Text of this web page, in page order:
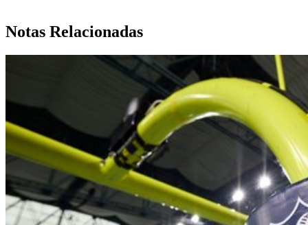
Notas Relacionadas